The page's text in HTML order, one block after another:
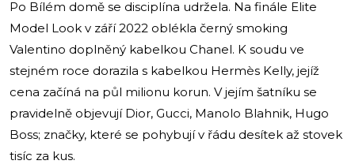
Po Bílém domě se disciplína udržela. Na finále Elite
Model Look v září 2022 oblékla černý smoking
Valentino doplněný kabelkou Chanel. K soudu ve
stejném roce dorazila s kabelkou Hermès Kelly, jejíž
cena začíná na půl milionu korun. V jejím šatníku se
pravidelně objevují Dior, Gucci, Manolo Blahnik, Hugo
Boss; značky, které se pohybují v řádu desítek až stovek
tisíc za kus.